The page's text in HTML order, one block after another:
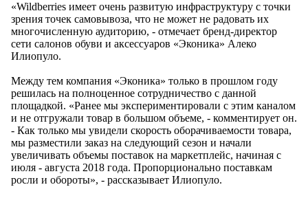
«Wildberries имеет очень развитую инфраструктуру с точки
зрения точек самовывоза, что не может не радовать их
многочисленную аудиторию, - отмечает бренд-директор
сети салонов обуви и аксессуаров «Эконика» Алеко
Илиопуло.
Между тем компания «Эконика» только в прошлом году
решилась на полноценное сотрудничество с данной
площадкой. «Ранее мы экспериментировали с этим каналом
и не отгружали товар в большом объеме, - комментирует он.
- Как только мы увидели скорость оборачиваемости товара,
мы разместили заказ на следующий сезон и начали
увеличивать объемы поставок на маркетплейс, начиная с
июля - августа 2018 года. Пропорционально поставкам
росли и обороты», - рассказывает Илиопуло.